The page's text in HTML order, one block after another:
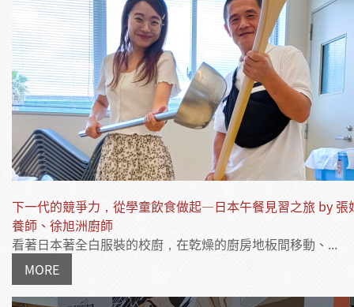
下一代的競爭力，從學童飲食做起—日本午餐見習之旅 by 張
養師、徐旭洲廚師
看著日本著全白服裝的校廚，在乾燥的廚房地板間移動、...
MORE